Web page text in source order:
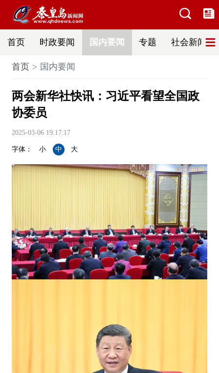
首页 时政要闻 国内要闻 专题 社会新闻
首页 国内要闻
两会新华社快讯：习近平看望全国政
协委员
2025-03-06 19:17:17
字体： 小 中 大